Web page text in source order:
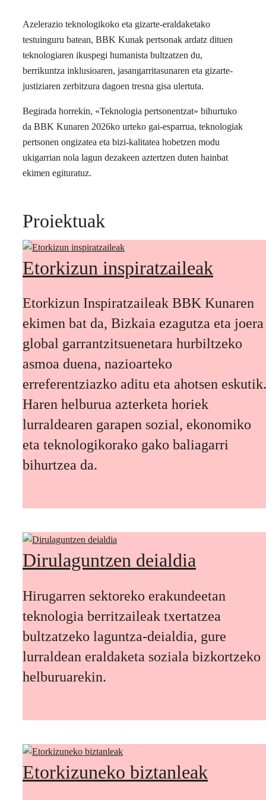
Azelerazio teknologikoko eta gizarte-eraldaketako
testuinguru batean, BBK Kunak pertsonak ardatz dituen
teknologiaren ikuspegi humanista bultzatzen du,
berrikuntza inklusioaren, jasangarritasunaren eta gizarte-
justiziaren zerbitzura dagoen tresna gisa ulertuta.
Begirada horrekin, «Teknologia pertsonentzat» bihurtuko
da BBK Kunaren 2026ko urteko gai-esparrua, teknologiak
pertsonen ongizatea eta bizi-kalitatea hobetzen modu
ukigarrian nola lagun dezakeen aztertzen duten hainbat
ekimen egituratuz.
Proiektuak
Etorkizun inspiratzaileak
Etorkizun Inspiratzaileak BBK Kunaren
ekimen bat da, Bizkaia ezagutza eta joera
global garrantzitsuenetara hurbiltzeko
asmoa duena, nazioarteko
erreferentziazko aditu eta ahotsen eskutik.
Haren helburua azterketa horiek
lurraldearen garapen sozial, ekonomiko
eta teknologikorako gako baliagarri
bihurtzea da.
Dirulaguntzen deialdia
Hirugarren sektoreko erakundeetan
teknologia berritzaileak txertatzea
bultzatzeko laguntza-deialdia, gure
lurraldean eraldaketa soziala bizkortzeko
helburuarekin.
Etorkizuneko biztanleak